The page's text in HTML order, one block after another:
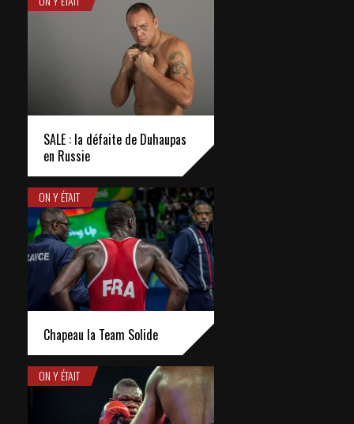
SALE : la défaite de Duhaupas
en Russie
ON Y ÉTAIT
Chapeau la Team Solide
ON Y ÉTAIT